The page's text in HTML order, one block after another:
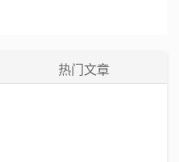
热门文章